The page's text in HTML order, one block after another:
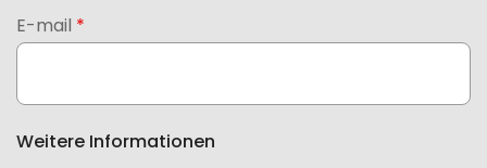
E-mail *
Weitere Informationen